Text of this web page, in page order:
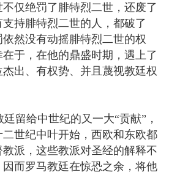
仅绝罚了腓特烈二世，还废了
持腓特烈二世的人，都破了
然没有动摇腓特烈二世的权
于，在他的鼎盛时期，遇上了
出、有权势、并且蔑视教廷权
留给中世纪的又一大“贡献”，
世纪中叶开始，西欧和东欧都
派，这些教派对圣经的解释不
而罗马教廷在惊恐之余，将他